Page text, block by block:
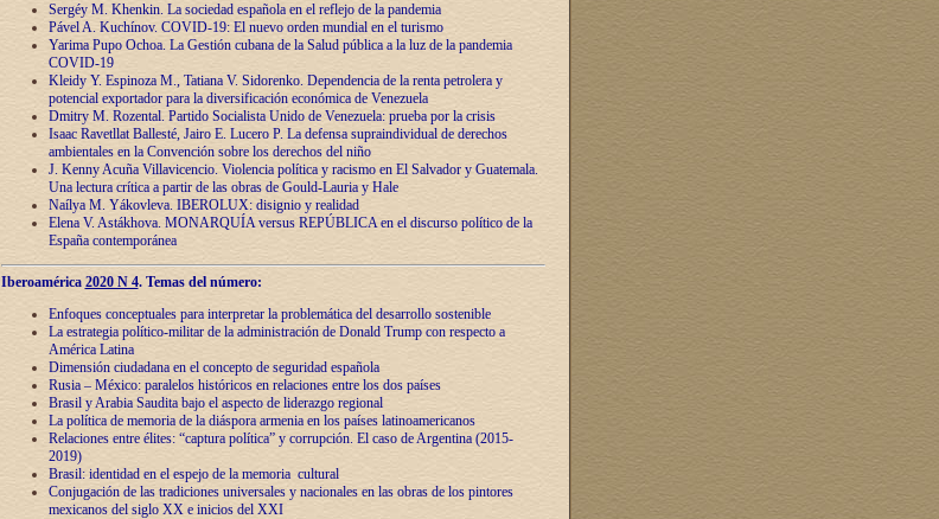
Sergéy M. Khenkin. La sociedad española en el reflejo de la pandemia
Pável A. Kuchínov. COVID-19: El nuevo orden mundial en el turismo
Yarima Pupo Ochoa. La Gestión cubana de la Salud pública a la luz de la pandemia
COVID-19
Kleidy Y. Espinoza M., Tatiana V. Sidorenko. Dependencia de la renta petrolera y
potencial exportador para la diversificación económica de Venezuela
Dmitry M. Rozental. Partido Socialista Unido de Venezuela: prueba por la crisis
Isaac Ravetllat Ballesté, Jairo E. Lucero P. La defensa supraindividual de derechos
ambientales en la Convención sobre los derechos del niño
J. Kenny Acuña Villavicencio. Violencia política y racismo en El Salvador y Guatemala.
Una lectura crítica a partir de las obras de Gould-Lauria y Hale
Naílya M. Yákovleva. IBEROLUX: disignio y realidad
Elena V. Astákhova. MONARQUÍA versus REPÚBLICA en el discurso político de la
España contemporánea
Iberoamérica 2020 N 4. Temas del número:
Enfoques conceptuales para interpretar la problemática del desarrollo sostenible
La estrategia político-militar de la administración de Donald Trump con respecto a
América Latina
Dimensión ciudadana en el concepto de seguridad española
Rusia – México: paralelos históricos en relaciones entre los dos países
Brasil y Arabia Saudita bajo el aspecto de liderazgo regional
La política de memoria de la diáspora armenia en los países latinoamericanos
Relaciones entre élites: “captura política” y corrupción. El caso de Argentina (2015-
2019)
Brasil: identidad en el espejo de la memoria cultural
Conjugación de las tradiciones universales y nacionales en las obras de los pintores
mexicanos del siglo XX e inicios del XXI